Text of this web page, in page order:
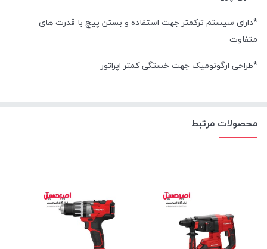
*دارای سیستم ترکمتر جهت استفاده و بستن پیچ با قدرت های
متفاوت
*طراحی ارگونومیک جهت خستگی کمتر اپراتور
محصولات مرتبط